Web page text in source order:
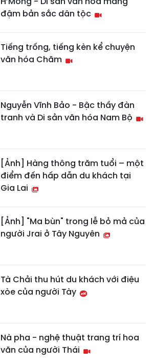
đậm bản sắc dân tộc
Tiếng trống, tiếng kèn kể chuyện
văn hóa Chăm
Nguyễn Vĩnh Bảo - Bậc thầy đàn
tranh và Di sản văn hóa Nam Bộ
[Ảnh] Hàng thông trăm tuổi – một
điểm đến hấp dẫn du khách tại
Gia Lai
[Ảnh] "Ma bùn" trong lễ bỏ mả của
người Jrai ở Tây Nguyên
Tà Chải thu hút du khách với điệu
xòe của người Tày
Nà pha - nghệ thuật trang trí hoa
văn của người Thái